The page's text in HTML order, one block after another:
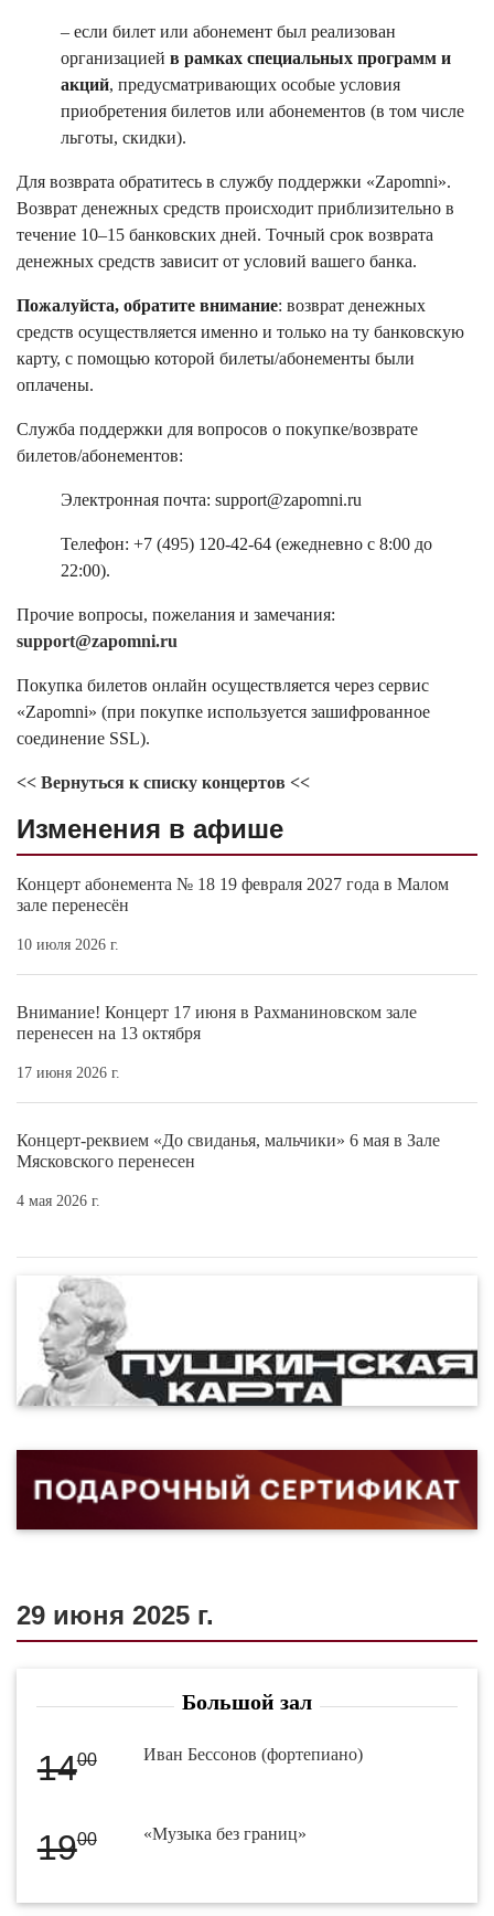
– если билет или абонемент был реализован
организацией в рамках специальных программ и
акций, предусматривающих особые условия
приобретения билетов или абонементов (в том числе
льготы, скидки).
Для возврата обратитесь в службу поддержки «Zapomni».
Возврат денежных средств происходит приблизительно в
течение 10–15 банковских дней. Точный срок возврата
денежных средств зависит от условий вашего банка.
Пожалуйста, обратите внимание: возврат денежных
средств осуществляется именно и только на ту банковскую
карту, с помощью которой билеты/абонементы были
оплачены.
Служба поддержки для вопросов о покупке/возврате
билетов/абонементов:
Электронная почта: support@zapomni.ru
Телефон: +7 (495) 120-42-64 (ежедневно с 8:00 до
22:00).
Прочие вопросы, пожелания и замечания:
support@zapomni.ru
Покупка билетов онлайн осуществляется через сервис
«Zapomni» (при покупке используется зашифрованное
соединение SSL).
<< Вернуться к списку концертов <<
Изменения в афише
Концерт абонемента № 18 19 февраля 2027 года в Малом
зале перенесён
10 июля 2026 г.
Внимание! Концерт 17 июня в Рахманиновском зале
перенесен на 13 октября
17 июня 2026 г.
Концерт-реквием «До свиданья, мальчики» 6 мая в Зале
Мясковского перенесен
4 мая 2026 г.
29 июня 2025 г.
Большой зал
1400 Иван Бессонов (фортепиано)
1900 «Музыка без границ»